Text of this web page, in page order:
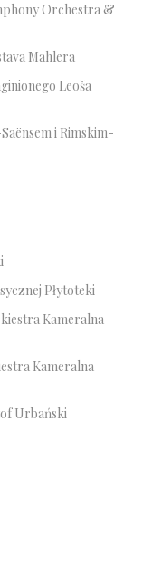
Orchestra &
Mahlera
Leoša
i Rimskim-
Płytoteki
Kameralna
Kameralna
Urbański